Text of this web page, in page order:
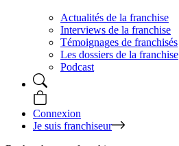
Actualités de la franchise
Interviews de la franchise
Témoignages de franchisés
Les dossiers de la franchise
Podcast
Connexion
Je suis franchiseur